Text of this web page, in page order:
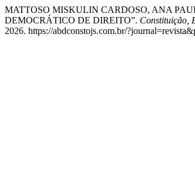
MATTOSO MISKULIN CARDOSO, ANA
DEMOCRÁTICO DE DIREITO”. Constituição,
2026. https://abdconstojs.com.br/